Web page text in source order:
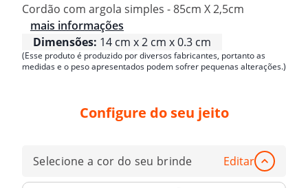
Cordão com argola simples - 85cm X 2,5cm
mais informações
Dimensões: 14 cm x 2 cm x 0.3 cm
(Esse produto é produzido por diversos fabricantes, portanto as
medidas e o peso apresentados podem sofrer pequenas alterações.)
Configure do seu jeito
Selecione a cor do seu brinde Editar